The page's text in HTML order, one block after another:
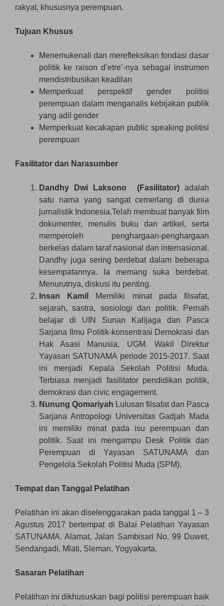
rakyat, khususnya perempuan.
Tujuan Khusus
Menemukenali dan merefleksikan fondasi dasar
politik ke raison d’etre’-nya sebagai instrumen
mendistribusikan keadilan
Memperkuat perspektif gender politisi
perempuan dalam menganalis kebijakan publik
yang adil gender
Memperkuat kecakapan public speaking politisi
perempuan
Fasilitator dan Narasumber
Dandhy Dwi Laksono (Fasilitator) adalah
satu nama yang sangat cemerlang di dunia
jurnalistik Indonesia.Telah membuat banyak film
dokumenter, menulis buku dan artikel, serta
memperoleh penghargaan-penghargaan
berkelas dalam taraf nasional dan internasional.
Dandhy juga sering berdebat dalam beberapa
kesempatannya. Ia memang suka berdebat.
Menurutnya, diskusi itu penting.
Insan Kamil
Memiliki minat pada filsafat,
sejarah, sastra, sosiologi dan politik. Pernah
belajar di UIN Sunan Kalijaga dan Pasca
Sarjana Ilmu Politik-konsentrasi Demokrasi dan
Hak Asasi Manusia, UGM. Wakil Direktur
Yayasan SATUNAMA periode 2015-2017. Saat
ini menjadi Kepala Sekolah Politisi Muda.
Terbiasa menjadi fasilitator pendidikan politik,
demokrasi dan civic engagement.
Nunung Qomariyah Lulusan filsafat dan Pasca
Sarjana Antropologi Universitas Gadjah Mada
ini memiliki minat pada isu perempuan dan
politik. Saat ini mengampu Desk Politik dan
Perempuan di Yayasan SATUNAMA dan
Pengelola Sekolah Politisi Muda (SPM).
Tempat dan Tanggal Pelatihan
Pelatihan ini akan diselenggarakan pada tanggal 1 – 3
Agustus 2017 bertempat di Balai Pelatihan Yayasan
SATUNAMA. Alamat, Jalan Sambisari No. 99 Duwet,
Sendangadi, Mlati, Sleman, Yogyakarta.
Sasaran Pelatihan
Pelatihan ini dikhususkan bagi politisi perempuan baik